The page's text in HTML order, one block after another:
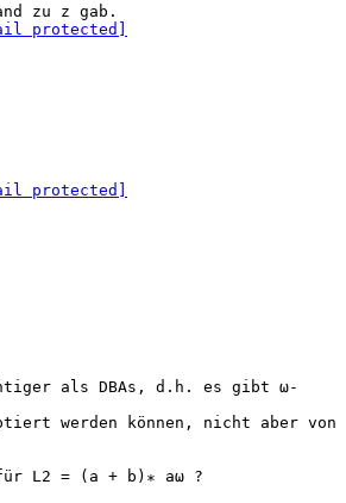
zu z gab.
protected]
protected]
als DBAs, d.h. es gibt ω-
werden können, nicht aber von
L2 = (a + b)∗ aω ?